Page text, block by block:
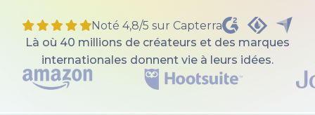
Noté 4,8/5 sur Capterra
Là où 40 millions de créateurs et des marques
internationales donnent vie à leurs idées.